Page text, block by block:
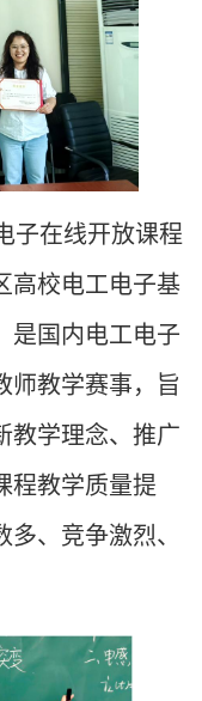
子在线开放课程
高校电工电子基
是国内电工电子
师教学赛事，旨
教学理念、推广
程教学质量提
、竞争激烈、